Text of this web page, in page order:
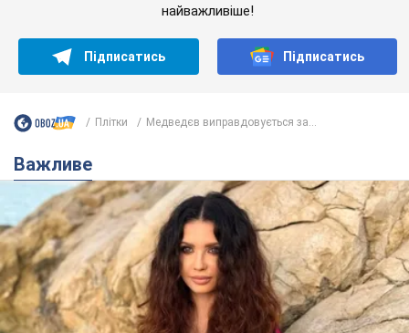
найважливіше!
Підписатись Підписатись
Плітки Медведєв виправдовується за...
Важливе